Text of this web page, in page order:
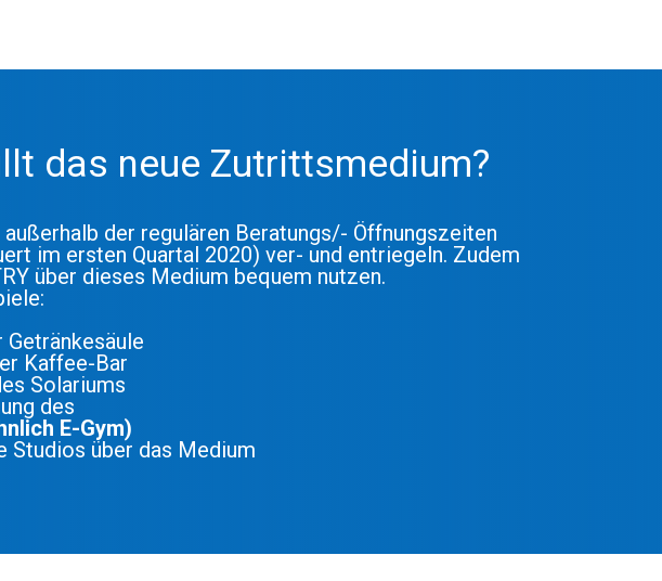
das neue Zutrittsmedium?
der regulären Beratungs/- Öffnungszeiten
im ersten Quartal 2020) ver- und entriegeln. Zudem
über dieses Medium bequem nutzen.
Kaffee-Bar
Solariums
des
E-Gym)
Studios über das Medium